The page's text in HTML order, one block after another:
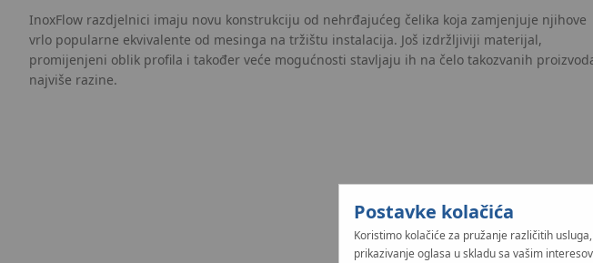
InoxFlow razdjelnici imaju novu konstrukciju od nehrđajućeg čelika koja zamjenjuje njihove
vrlo popularne ekvivalente od mesinga na tržištu instalacija. Još izdržljiviji materijal,
promijenjeni oblik profila i također veće mogućnosti stavljaju ih na čelo takozvanih
najviše razine.
Postavke kolačića
Koristimo kolačiće za pružanje različitih
prikazivanje oglasa u skladu sa vašim